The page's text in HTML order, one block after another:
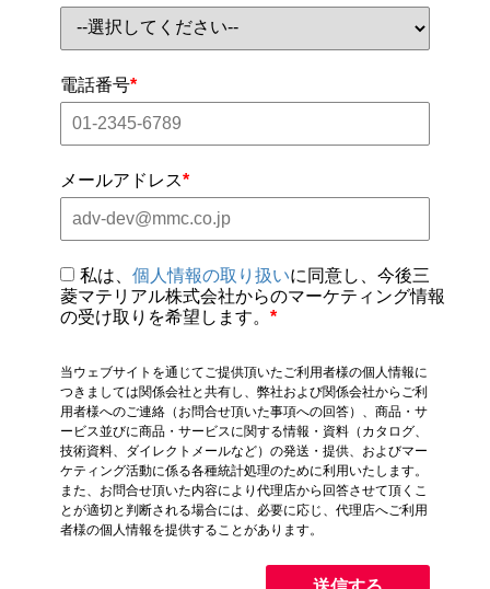
電話番号*
メールアドレス*
私は、 個人情報の取り扱いに同意し、今後三
菱マテリアル株式会社からのマーケティング情報
の受け取りを希望します。 *
当ウェブサイトを通じてご提供頂いたご利用者様の個人情報に
つきましては関係会社と共有し、弊社および関係会社からご利
用者様へのご連絡（お問合せ頂いた事項への回答）、商品・サ
ービス並びに商品・サービスに関する情報・資料（カタログ、
技術資料、ダイレクトメールなど）の発送・提供、およびマー
ケティング活動に係る各種統計処理のために利用いたします。
また、お問合せ頂いた内容により代理店から回答させて頂くこ
とが適切と判断される場合には、必要に応じ、代理店へご利用
者様の個人情報を提供することがあります。